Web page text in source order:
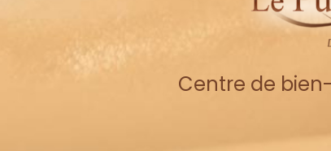
Centre de